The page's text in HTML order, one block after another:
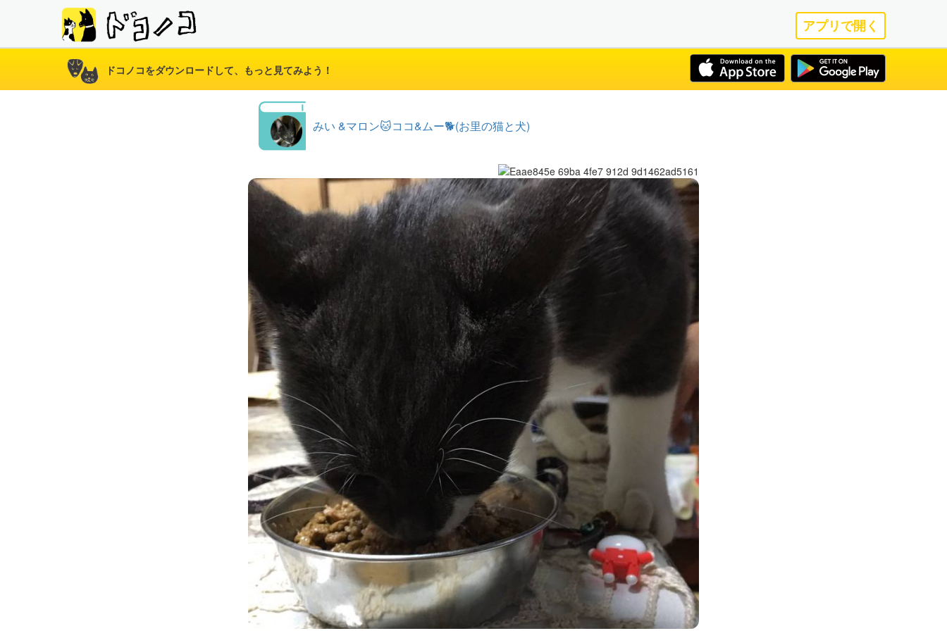
アプリで開く
ドコノコをダウンロードして、もっと見てみよう！
みい &マロン🐱ココ&ムー🐕(お里の猫と犬)